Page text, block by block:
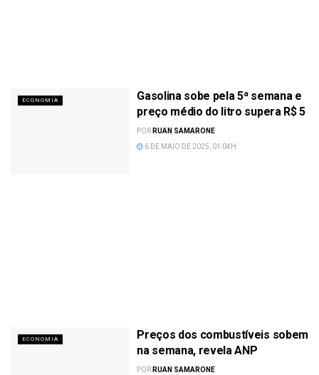
ECONOMIA
Gasolina sobe pela 5ª semana e
preço médio do litro supera R$ 5
POR RUAN SAMARONE
6 DE MAIO DE 2025, 01:04H
ECONOMIA
Preços dos combustíveis sobem
na semana, revela ANP
POR RUAN SAMARONE